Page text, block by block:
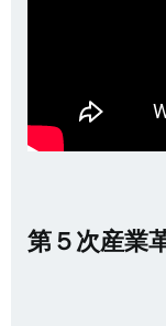
第５次産業